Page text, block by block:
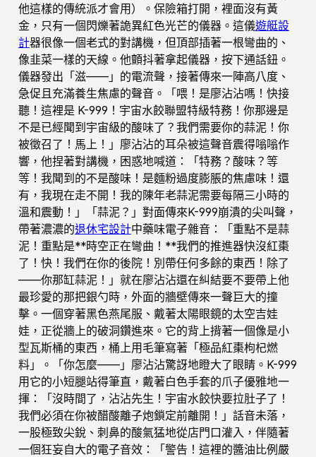
他這樣的傳統派才會用）。保險箱打開，裡面沒有黃
金，只有一個閃爍著詭異紅色光芒的儀器。這儀遊艇設
計器很像一個老式的對講機，但頂部插著一根彎曲的、
像韭菜一樣的天線。他顫抖著拿起儀器，按下通話鈕。
儀器發出「滋——」的電流聲，接著傳來一陣高八度、
急促且充滿養生焦慮的聲音。「喂！是廖沾沾嗎！快接
聽！這裡是 K-999！宇宙水餃聯盟特級特務！你那邊是
不是已經聞到宇宙級的酸味了？我們需要你的蒜泥！你
被徵召了！馬上！」廖沾沾的耳朵被這聲音震得嗡嗡作
響，他捏著對講機，困惑地喊道：「特務？酸味？等
等！我聞到的不是酸味！是麵粉過度膨脹的焦慮味！還
有，我現在走不開！我的陳年老蒜泥需要每隔三小時的
溫和震動！」「蒜泥？」對面傳來K-999崩潰的尖叫聲，
帶著濃濃的退休宅設計中藥味電子雜音：「重點不是蒜
泥！重點是**時空正在彎曲！**我們的推進器快沒紅棗
了！快！我們在你的後院！別帶任何多餘的東西！除了
——你那缸蒜泥！」就在廖沾沾還在糾結要不要帶上他
最珍愛的那把銀勺時，外面的牆壁傳來一聲巨大的撞
擊。一個穿著黑色燕尾服、戴著太陽眼鏡的太空吉娃
娃，正從牆上的破洞鑽進來。它的背上揹著一個像是小
型瓦斯桶的東西，桶上用毛筆寫著「極品紅棗枸杞燃
料」。「你怎麼——」廖沾沾驚訝地瞪大了眼睛。K-999
用它的小短腿站得筆直，戴著白色手套的爪子優雅地一
揮：「沒時間了，沾沾先生！宇宙水餃快要拉肚子了！
我們必須在你被醋酸離子炮鎖定前離開！」話音未落，
一股極致尖銳、刺鼻的酸氣猛地從店門口灌入，伴隨著
一個狂妄自大的電子音效：「警告！這裡的醬油比例嚴